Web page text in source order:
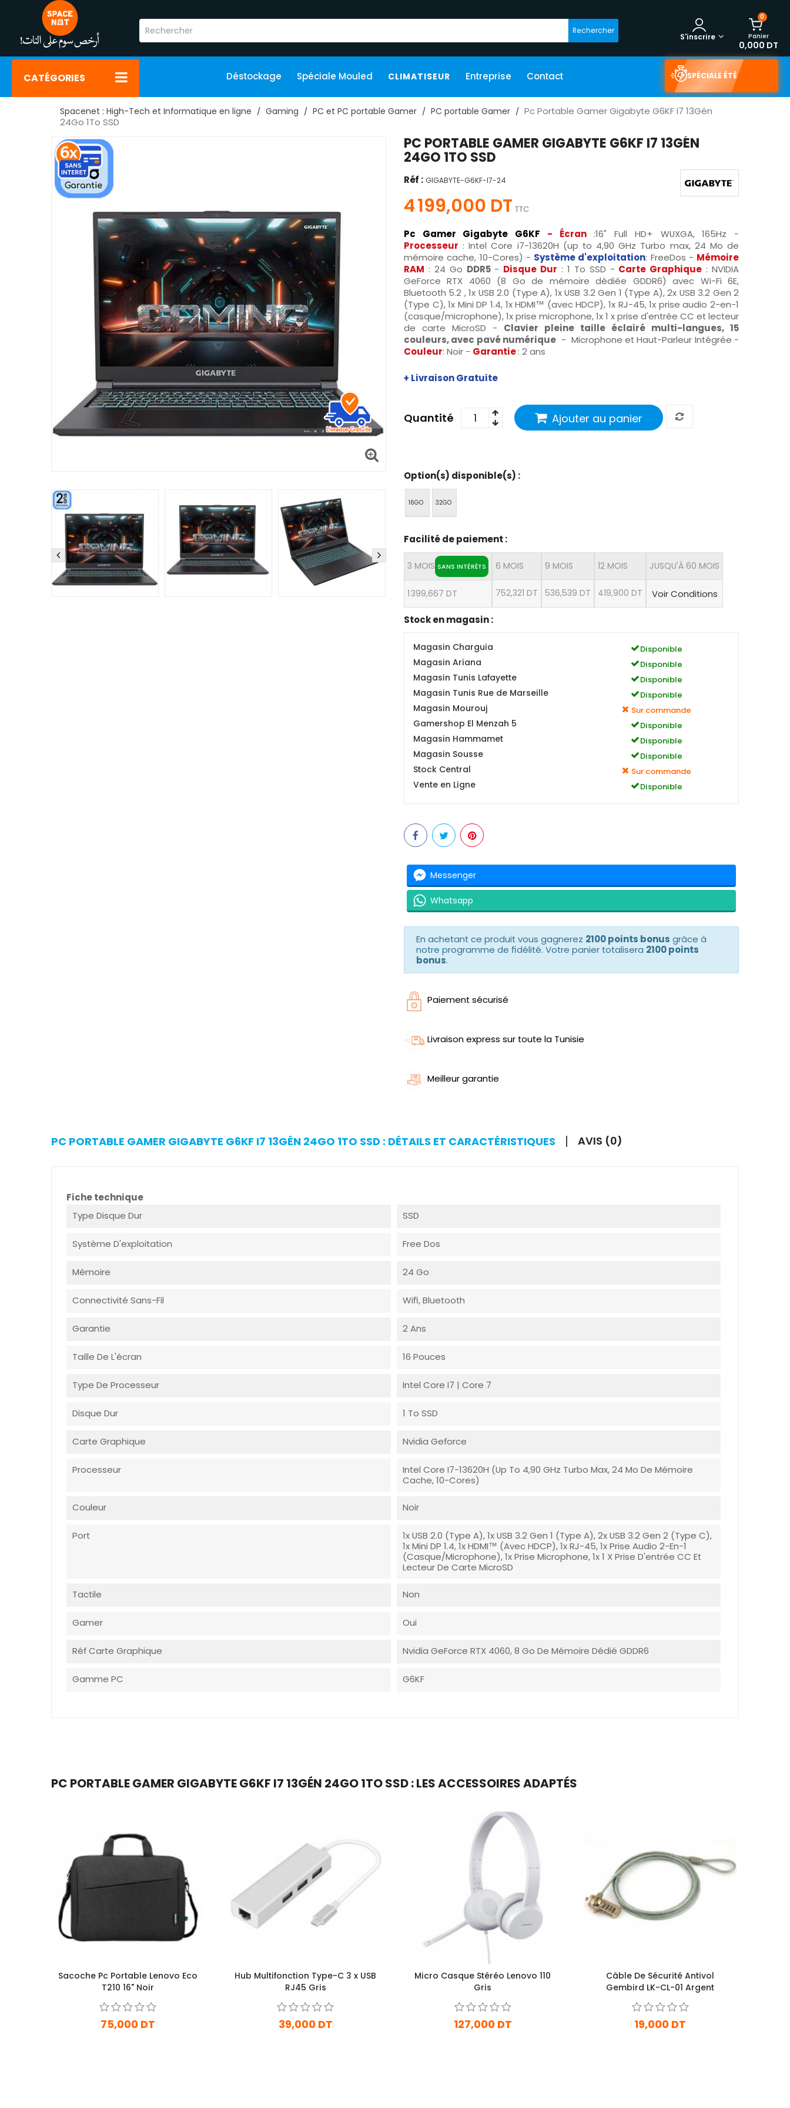
Rechercher
0
Panier
0,000 DT
S'inscrire
CATÉGORIES Déstockage Spéciale Mouled CLIMATISEUR Entreprise Contact SPÉCIALE ÉTÉ
Spacenet : High-Tech et Informatique en ligne Gaming PC et PC portable Gamer PC portable Gamer
Pc Portable Gamer Gigabyte G6KF I7 13Gén
24Go 1To SSD
PC PORTABLE GAMER GIGABYTE G6KF I7 13GÉN
24GO 1TO SSD
Réf : GIGABYTE-G6KF-I7-24
4 199,000 DT TTC
Pc Gamer Gigabyte G6KF - Écran
:16" Full HD+ WUXGA, 165Hz -
Processeur : Intel Core i7-13620H (up to 4,90 GHz Turbo max, 24 Mo de
mémoire cache, 10-Cores) - Système d'exploitation: FreeDos - Mémoire
RAM : 24 Go DDR5- Disque Dur : 1 To SSD - Carte Graphique : NVIDIA
GeForce RTX 4060 (8 Go de mémoire dédiée GDDR6) avec Wi-Fi 6E,
Bluetooth 5.2 , 1x USB 2.0 (Type A), 1x USB 3.2 Gen 1 (Type A), 2x USB 3.2 Gen 2
(Type C), 1x Mini DP 1.4, 1x HDMI™ (avec HDCP), 1x RJ-45, 1x prise audio 2-en-1
(casque/microphone), 1x prise microphone, 1x 1 x prise d'entrée CC et lecteur
de carte MicroSD - Clavier pleine taille éclairé multi-langues, 15
couleurs, avec pavé numérique - Microphone et Haut-Parleur Intégrée -
Couleur: Noir - Garantie: 2 ans
+ Livraison Gratuite
Quantité Ajouter au panier
Option(s) disponible(s) :
16GO 32GO
Facilité de paiement :
3 MOIS SANS INTÉRÊTS
1 399,667 DT
6 MOIS
752,321 DT
9 MOIS
536,539 DT
12 MOIS
419,900 DT
JUSQU'À 60 MOIS
Voir Conditions
Stock en magasin :
Magasin Charguia Disponible
Magasin Ariana Disponible
Magasin Tunis Lafayette Disponible
Magasin Tunis Rue de Marseille Disponible
Magasin Mourouj Sur commande
Gamershop El Menzah 5 Disponible
Magasin Hammamet Disponible
Magasin Sousse Disponible
Stock Central Sur commande
Vente en Ligne Disponible
Messenger
Whatsapp
En achetant ce produit vous gagnerez 2100 points bonus grâce à
notre programme de fidélité. Votre panier totalisera 2100 points
bonus.
Paiement sécurisé
Livraison express sur toute la Tunisie
Meilleur garantie
PC PORTABLE GAMER GIGABYTE G6KF I7 13GÉN 24GO 1TO SSD : DÉTAILS ET CARACTÉRISTIQUES AVIS (0)
Fiche technique
Type Disque Dur
SSD
Système D'exploitation Free Dos
Mémoire 24 Go
Connectivité Sans-Fil Wifi, Bluetooth
Garantie 2 Ans
Taille De L'écran 16 Pouces
Type De Processeur Intel Core I7 | Core 7
Disque Dur 1 To SSD
Carte Graphique Nvidia Geforce
Processeur
Intel Core I7-13620H (up To 4,90 GHz Turbo Max, 24 Mo De Mémoire
Cache, 10-Cores)
Couleur Noir
Port
1x USB 2.0 (Type A), 1x USB 3.2 Gen 1 (Type A), 2x USB 3.2 Gen 2 (Type C),
1x Mini DP 1.4, 1x HDMI™ (avec HDCP), 1x RJ-45, 1x Prise Audio 2-En-1
(casque/microphone), 1x Prise Microphone, 1x 1 X Prise D'entrée CC Et
Lecteur De Carte MicroSD
Tactile Non
Gamer Oui
Réf Carte Graphique Nvidia GeForce RTX 4060, 8 Go De Mémoire Dédié GDDR6
Gamme PC G6KF
PC PORTABLE GAMER GIGABYTE G6KF I7 13GÉN 24GO 1TO SSD : LES ACCESSOIRES ADAPTÉS
Sacoche Pc Portable Lenovo Eco
T210 16" Noir
75,000 DT
Hub Multifonction Type-C 3 x USB
RJ45 Gris
39,000 DT
Micro Casque Stéréo Lenovo 110
Gris
127,000 DT
Câble De Sécurité Antivol
Gembird LK-CL-01 Argent
19,000 DT